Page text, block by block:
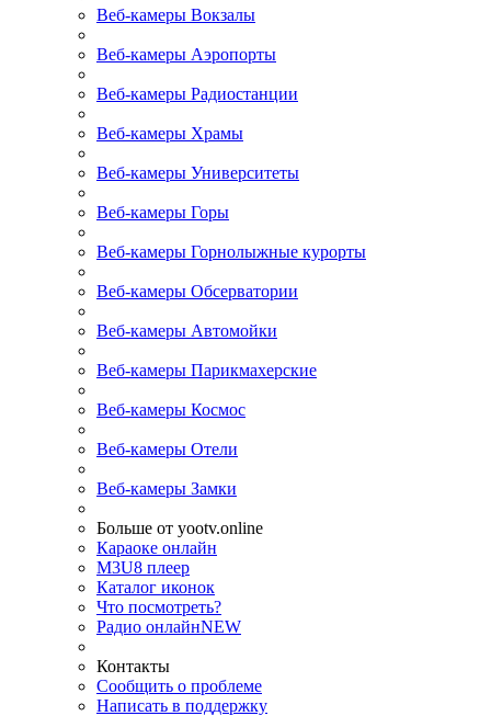
Веб-камеры Вокзалы
Веб-камеры Аэропорты
Веб-камеры Радиостанции
Веб-камеры Храмы
Веб-камеры Университеты
Веб-камеры Горы
Веб-камеры Горнолыжные курорты
Веб-камеры Обсерватории
Веб-камеры Автомойки
Веб-камеры Парикмахерские
Веб-камеры Космос
Веб-камеры Отели
Веб-камеры Замки
Больше от yootv.online
Караоке онлайн
M3U8 плеер
Каталог иконок
Что посмотреть?
Радио онлайнNEW
Контакты
Сообщить о проблеме
Написать в поддержку